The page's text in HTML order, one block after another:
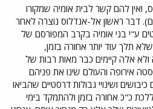
ואין להם קשר לבית אומיה שמקורו
דבר ראשון אל-אנדלוס נוצרה לאחר
ע"י בני אומיה בקרב המפורסם של
תלך עוד יותר אחורה בזמן,
ולא אלה קיימים כבר מאות רבות של
אירופה והעולם שינו את פניהם
ושינויי גבולות דרסטיים שהביאו
כ"כ אחורה בזמן ולהתמקד בימי